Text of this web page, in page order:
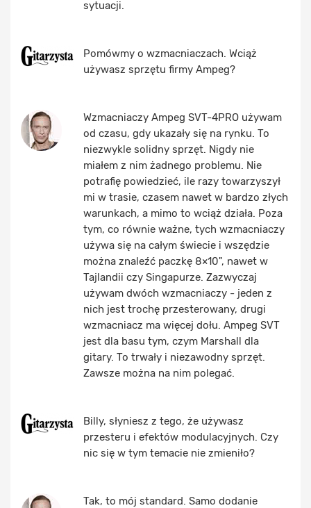
sytuacji.
Pomówmy o wzmacniaczach. Wciąż
używasz sprzętu firmy Ampeg?
Wzmacniaczy Ampeg SVT-4PRO używam
od czasu, gdy ukazały się na rynku. To
niezwykle solidny sprzęt. Nigdy nie
miałem z nim żadnego problemu. Nie
potrafię powiedzieć, ile razy towarzyszył
mi w trasie, czasem nawet w bardzo złych
warunkach, a mimo to wciąż działa. Poza
tym, co równie ważne, tych wzmacniaczy
używa się na całym świecie i wszędzie
można znaleźć paczkę 8×10", nawet w
Tajlandii czy Singapurze. Zazwyczaj
używam dwóch wzmacniaczy - jeden z
nich jest trochę przesterowany, drugi
wzmacniacz ma więcej dołu. Ampeg SVT
jest dla basu tym, czym Marshall dla
gitary. To trwały i niezawodny sprzęt.
Zawsze można na nim polegać.
Billy, słyniesz z tego, że używasz
przesteru i efektów modulacyjnych. Czy
nic się w tym temacie nie zmieniło?
Tak, to mój standard. Samo dodanie